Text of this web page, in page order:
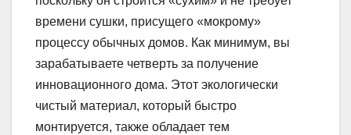
времени сушки, присущего «мокрому»
процессу обычных домов. Как минимум, вы
зарабатываете четверть за получение
инновационного дома. Этот экологически
чистый материал, который быстро
монтируется, также обладает тем